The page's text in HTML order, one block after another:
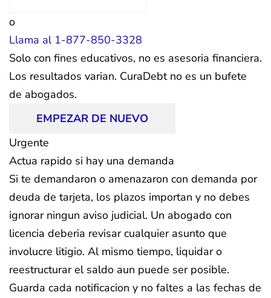
o
Llama al 1-877-850-3328
Solo con fines educativos, no es asesoria financiera.
Los resultados varian. CuraDebt no es un bufete
de abogados.
EMPEZAR DE NUEVO
Urgente
Actua rapido si hay una demanda
Si te demandaron o amenazaron con demanda por
deuda de tarjeta, los plazos importan y no debes
ignorar ningun aviso judicial. Un abogado con
licencia deberia revisar cualquier asunto que
involucre litigio. Al mismo tiempo, liquidar o
reestructurar el saldo aun puede ser posible.
Guarda cada notificacion y no faltes a las fechas de